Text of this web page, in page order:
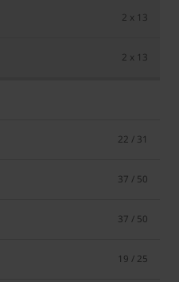
2 x 13
2 x 13
22 / 31
37 / 50
37 / 50
19 / 25